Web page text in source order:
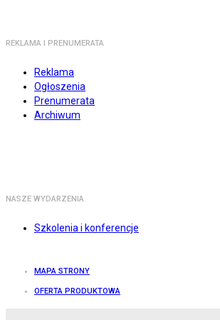
REKLAMA I PRENUMERATA
Reklama
Ogłoszenia
Prenumerata
Archiwum
NASZE WYDARZENIA
Szkolenia i konferencje
MAPA STRONY
OFERTA PRODUKTOWA